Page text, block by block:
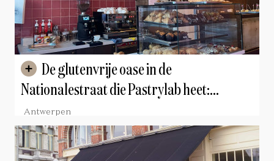
Nationalestraat die Pastrylab heet:
"Dankzij deze vezels is het deeg extra
luchtig"
Antwerpen